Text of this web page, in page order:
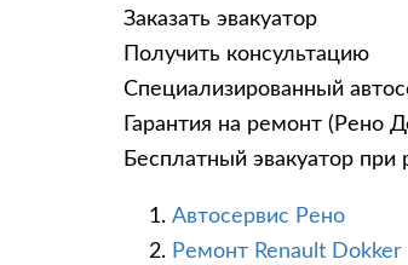
Заказать эвакуатор
Получить консультацию
Специализированный
Гарантия на ремонт (Рено
Бесплатный эвакуатор
Автосервис Рено
Ремонт Renault Dokker